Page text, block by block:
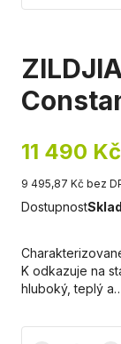
11 490 Kč
9 495,87 Kč bez
Dostupnost
K odkazuje na
hluboký, teplý